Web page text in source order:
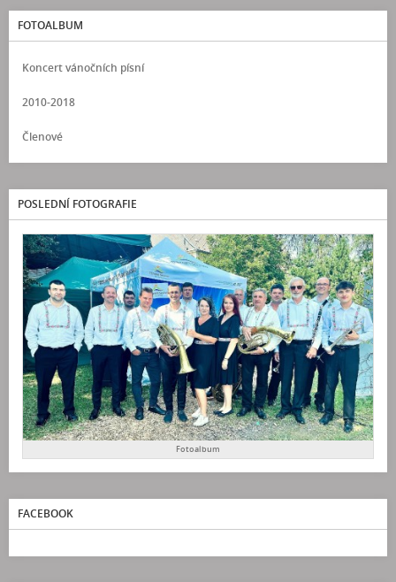
FOTOALBUM
Koncert vánočních písní
2010-2018
Členové
POSLEDNÍ FOTOGRAFIE
Fotoalbum
FACEBOOK